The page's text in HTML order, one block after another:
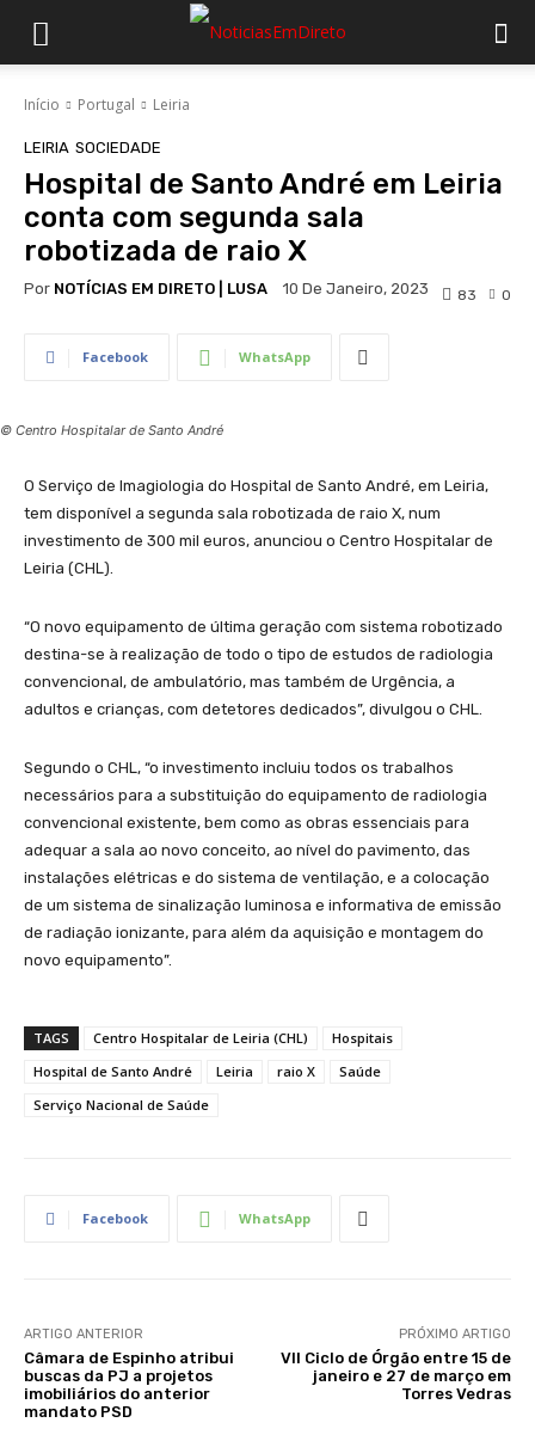
Início Portugal Leiria
LEIRIA SOCIEDADE
Hospital de Santo André em Leiria
conta com segunda sala
robotizada de raio X
Por NOTÍCIAS EM DIRETO | LUSA 10 De Janeiro, 2023 0
83
Facebook WhatsApp
© Centro Hospitalar de Santo André
O Serviço de Imagiologia do Hospital de Santo André, em Leiria,
tem disponível a segunda sala robotizada de raio X, num
investimento de 300 mil euros, anunciou o Centro Hospitalar de
Leiria (CHL).
“O novo equipamento de última geração com sistema robotizado
destina-se à realização de todo o tipo de estudos de radiologia
convencional, de ambulatório, mas também de Urgência, a
adultos e crianças, com detetores dedicados”, divulgou o CHL.
Segundo o CHL, “o investimento incluiu todos os trabalhos
necessários para a substituição do equipamento de radiologia
convencional existente, bem como as obras essenciais para
adequar a sala ao novo conceito, ao nível do pavimento, das
instalações elétricas e do sistema de ventilação, e a colocação
de um sistema de sinalização luminosa e informativa de emissão
de radiação ionizante, para além da aquisição e montagem do
novo equipamento”.
TAGS Centro Hospitalar de Leiria (CHL)
Hospitais
Hospital de Santo André
Leiria raio X
Saúde
Serviço Nacional de Saúde
Facebook WhatsApp
ARTIGO ANTERIOR
Câmara de Espinho atribui
buscas da PJ a projetos
imobiliários do anterior
mandato PSD
PRÓXIMO ARTIGO
VII Ciclo de Órgão entre 15 de
janeiro e 27 de março em
Torres Vedras